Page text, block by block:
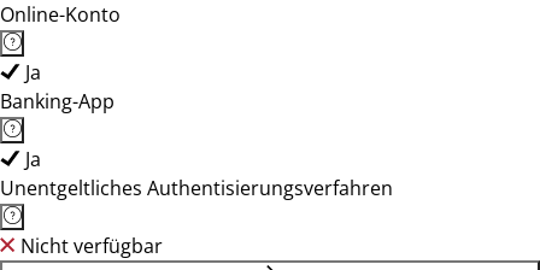
Online-Konto
Ja
Banking-App
Ja
Unentgeltliches Authentisierungsverfahren
Nicht verfügbar